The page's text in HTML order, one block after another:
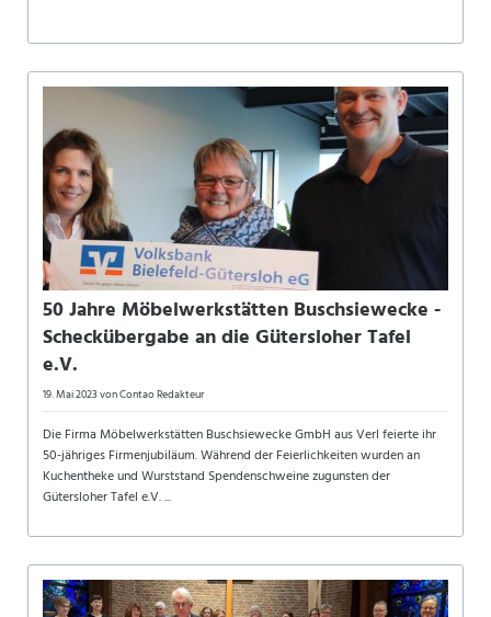
50 Jahre Möbelwerkstätten Buschsiewecke -
Scheckübergabe an die Gütersloher Tafel
e.V.
19. Mai 2023von Contao Redakteur
Die Firma Möbelwerkstätten Buschsiewecke GmbH aus Verl feierte ihr
50-jähriges Firmenjubiläum. Während der Feierlichkeiten wurden an
Kuchentheke und Wurststand Spendenschweine zugunsten der
Gütersloher Tafel e.V. ...